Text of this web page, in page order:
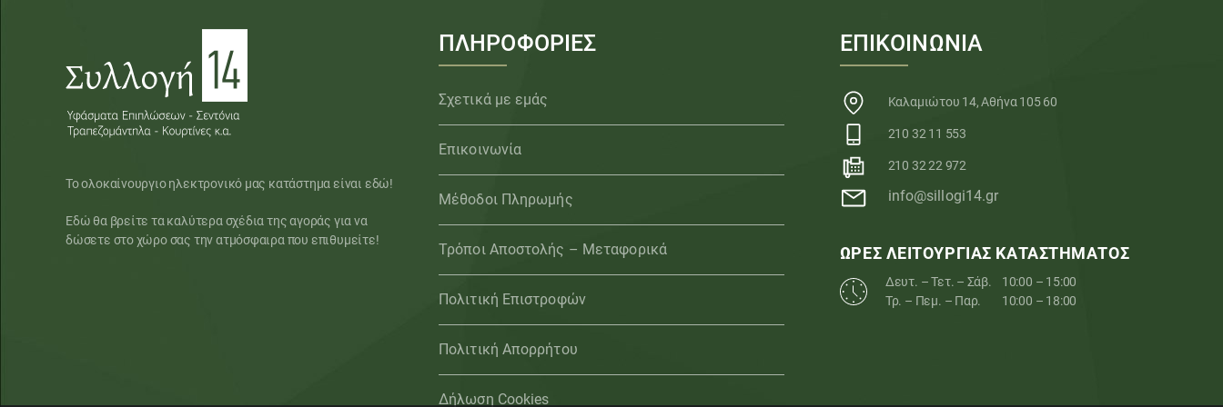
Το ολοκαίνουργιο ηλεκτρονικό μας κατάστημα είναι εδώ!
Εδώ θα βρείτε τα καλύτερα σχέδια της αγοράς για να
δώσετε στο χώρο σας την ατμόσφαιρα που επιθυμείτε!
ΠΛΗΡΟΦΟΡΙΕΣ
Σχετικά με εμάς
Επικοινωνία
Μέθοδοι Πληρωμής
Τρόποι Αποστολής – Μεταφορικά
Πολιτική Επιστροφών
Πολιτική Απορρήτου
Δήλωση Cookies
ΕΠΙΚΟΙΝΩΝΙΑ
Καλαμιώτου 14, Αθήνα 105 60
210 32 11 553
210 32 22 972
info@sillogi14.gr
ΩΡΕΣ ΛΕΙΤΟΥΡΓΙΑΣ ΚΑΤΑΣΤΗΜΑΤΟΣ
Δευτ. – Τετ. – Σάβ.
10:00 – 15:00
Τρ. – Πεμ. – Παρ.
10:00 – 18:00